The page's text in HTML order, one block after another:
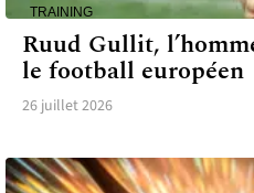
TRAINING
Ruud Gullit,
le football européen
26 juillet 2026